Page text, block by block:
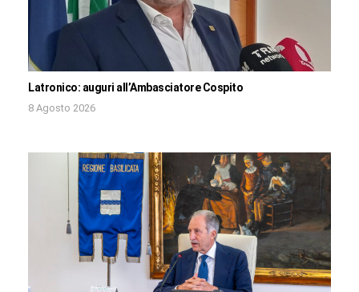
Latronico: auguri all’Ambasciatore Cospito
8 Agosto 2026